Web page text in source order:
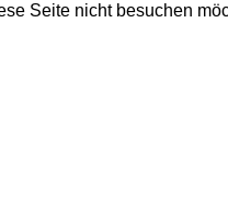
Seite nicht besuchen